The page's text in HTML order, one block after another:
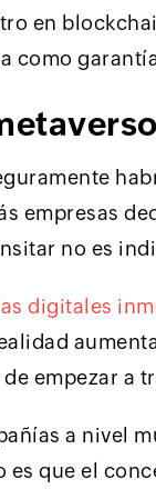
en
como
empresas
no es
digitales
empezar a
a nivel
es que el